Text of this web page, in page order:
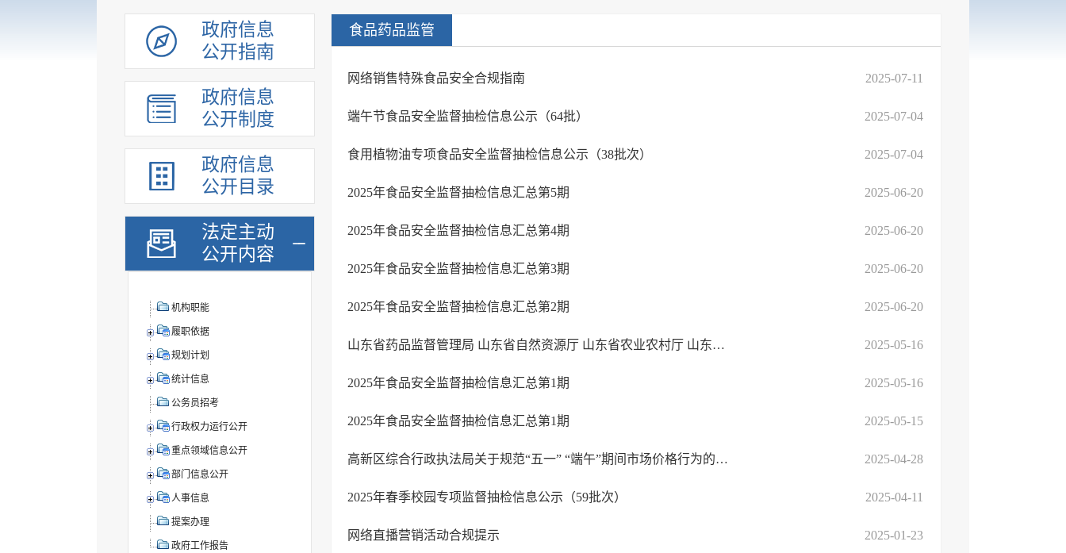
政府信息
公开指南
政府信息
公开制度
政府信息
公开目录
法定主动
公开内容
机构职能
履职依据
规划计划
统计信息
公务员招考
行政权力运行公开
重点领域信息公开
部门信息公开
人事信息
提案办理
政府工作报告
食品药品监管
网络销售特殊食品安全合规指南 2025-07-11
端午节食品安全监督抽检信息公示（64批） 2025-07-04
食用植物油专项食品安全监督抽检信息公示（38批次） 2025-07-04
2025年食品安全监督抽检信息汇总第5期 2025-06-20
2025年食品安全监督抽检信息汇总第4期 2025-06-20
2025年食品安全监督抽检信息汇总第3期 2025-06-20
2025年食品安全监督抽检信息汇总第2期 2025-06-20
山东省药品监督管理局 山东省自然资源厅 山东省农业农村厅 山东省卫生健康委员会关... 2025-05-16
2025年食品安全监督抽检信息汇总第1期 2025-05-16
2025年食品安全监督抽检信息汇总第1期 2025-05-15
高新区综合行政执法局关于规范“五一” “端午”期间市场价格行为的提醒告诫书 2025-04-28
2025年春季校园专项监督抽检信息公示（59批次） 2025-04-11
网络直播营销活动合规提示 2025-01-23